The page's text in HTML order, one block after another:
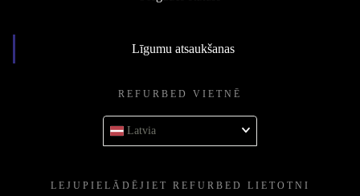
Līgumu atsaukšanas
REFURBED VIETNĒ
Latvia
LEJUPIELĀDĒJIET REFURBED LIETOTNI